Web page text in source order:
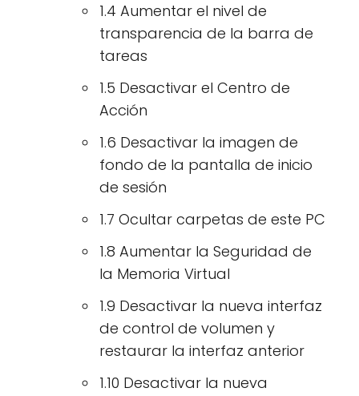
1.4 Aumentar el nivel de
transparencia de la barra de
tareas
1.5 Desactivar el Centro de
Acción
1.6 Desactivar la imagen de
fondo de la pantalla de inicio
de sesión
1.7 Ocultar carpetas de este PC
1.8 Aumentar la Seguridad de
la Memoria Virtual
1.9 Desactivar la nueva interfaz
de control de volumen y
restaurar la interfaz anterior
1.10 Desactivar la nueva